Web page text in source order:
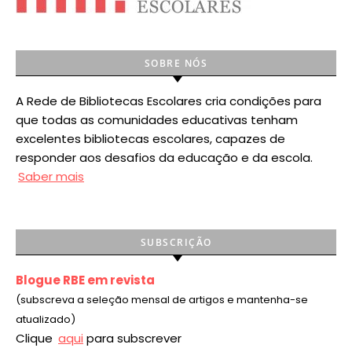
SOBRE NÓS
A Rede de Bibliotecas Escolares cria condições para
que todas as comunidades educativas tenham
excelentes bibliotecas escolares, capazes de
responder aos desafios da educação e da escola.
Saber mais
SUBSCRIÇÃO
Blogue RBE em revista
(subscreva a seleção mensal de artigos e mantenha-se
atualizado)
Clique aqui para subscrever